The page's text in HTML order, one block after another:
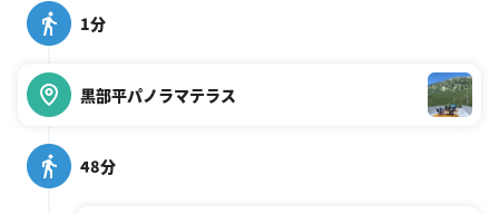
1分
黒部平パノラマテラス
48分